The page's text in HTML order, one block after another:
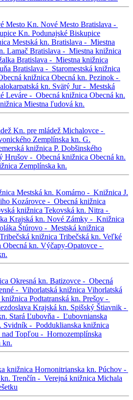
Mesto Kn. Nové Mesto Bratislava -
Kn. Podunajské Biskupice
Mestská kn. Bratislava - Miestna
Lamač Bratislava - Miestna knižnica
Bratislava - Miestna knižnica
Bratislava - Staromestská knižnica
knižnica Obecná kn. Pezinok -
kn. Svätý Jur - Mestská
Leváre - Obecná knižnica Obecná kn.
Miestna ľudová kn.
Kn. pre mládež Michalovce -
Zemplínska kn. G.
knižnica P. Dobšinského
Hrušov - Obecná knižnica Obecná kn.
Zemplínska kn.
Mestská kn. Komárno - Knižnica J.
Kozárovce - Obecná knižnica
knižnica Tekovská kn. Nitra -
Krajská kn. Nové Zámky - Knižnica
Štúrovo - Mestská knižnica
Tribečská knižnica Tribečská kn. Veľké
Obecná kn. Výčapy-Opatovce -
Okresná kn. Batizovce - Obecná
- Vihorlatská knižnica Vihorlatská
knižnica Podtatranská kn. Prešov -
Krajská kn. Spišský Štiavnik -
Stará Ľubovňa - Ľubovnianska
Svidník - Podduklianska knižnica
nad Topľou - Hornozemplínska
kn.
knižnica Hornonitrianska kn. Púchov -
Trenčín - Verejná knižnica Michala